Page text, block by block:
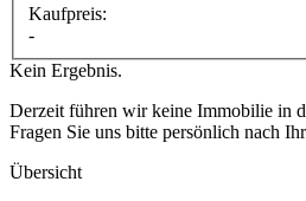
Kaufpreis:
-
Kein Ergebnis.
Derzeit führen wir keine Immobilie in
Fragen Sie uns bitte persönlich nach
Übersicht